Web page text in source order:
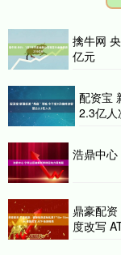
擒牛网
亿元
配资宝
2.3亿人
浩鼎中
鼎豪配
度改写